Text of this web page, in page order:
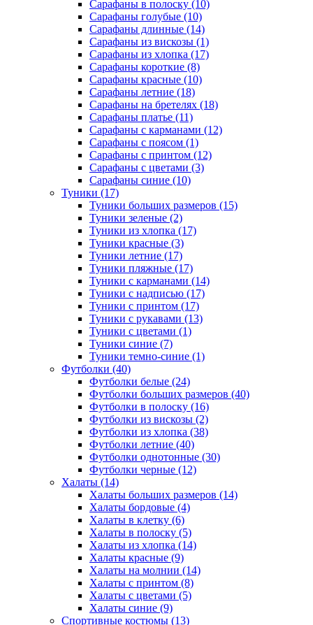
Сарафаны в полоску (10)
Сарафаны голубые (10)
Сарафаны длинные (14)
Сарафаны из вискозы (1)
Сарафаны из хлопка (17)
Сарафаны короткие (8)
Сарафаны красные (10)
Сарафаны летние (18)
Сарафаны на бретелях (18)
Сарафаны платье (11)
Сарафаны с карманами (12)
Сарафаны с поясом (1)
Сарафаны с принтом (12)
Сарафаны с цветами (3)
Сарафаны синие (10)
Туники (17)
Туники больших размеров (15)
Туники зеленые (2)
Туники из хлопка (17)
Туники красные (3)
Туники летние (17)
Туники пляжные (17)
Туники с карманами (14)
Туники с надписью (17)
Туники с принтом (17)
Туники с рукавами (13)
Туники с цветами (1)
Туники синие (7)
Туники темно-синие (1)
Футболки (40)
Футболки белые (24)
Футболки больших размеров (40)
Футболки в полоску (16)
Футболки из вискозы (2)
Футболки из хлопка (38)
Футболки летние (40)
Футболки однотонные (30)
Футболки черные (12)
Халаты (14)
Халаты больших размеров (14)
Халаты бордовые (4)
Халаты в клетку (6)
Халаты в полоску (5)
Халаты из хлопка (14)
Халаты красные (9)
Халаты на молнии (14)
Халаты с принтом (8)
Халаты с цветами (5)
Халаты синие (9)
Спортивные костюмы (13)